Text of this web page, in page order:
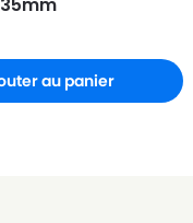
au panier